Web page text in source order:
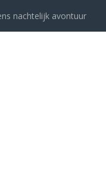
nachtelijk avontuur